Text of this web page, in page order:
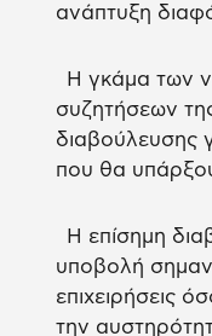
ανάπτυξη
Η γκάμα των
συζητήσεων
διαβούλευσης
που θα
Η επίσημη
υποβολή
επιχειρήσεις
την